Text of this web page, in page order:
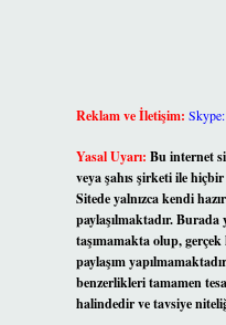
Reklam ve İletişim:
Yasal Uyarı: Bu internet
veya şahıs şirketi ile
Sitede yalnızca kendi
paylaşılmaktadır.
taşımamakta olup,
paylaşım
benzerlikleri tamamen
halindedir ve tavsiye